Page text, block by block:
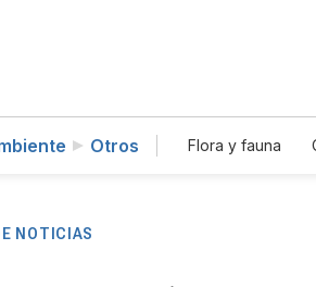
Otros Flora y fauna
NOTICIAS